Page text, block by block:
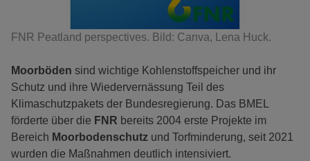
FNR Peatland perspectives. Bild: Canva, Lena Huck.
Moorböden sind wichtige Kohlenstoffspeicher und ihr
Schutz und ihre Wiedervernässung Teil des
Klimaschutzpakets der Bundesregierung. Das BMEL
förderte über die FNR bereits 2004 erste Projekte im
Bereich Moorbodenschutz und Torfminderung, seit 2021
wurden die Maßnahmen deutlich intensiviert.